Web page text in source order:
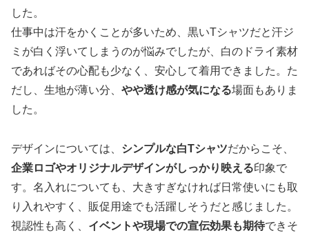
した。
仕事中は汗をかくことが多いため、黒いTシャツだと汗ジ
ミが白く浮いてしまうのが悩みでしたが、白のドライ素材
であればその心配も少なく、安心して着用できました。た
だし、生地が薄い分、 やや透け感が気になる場面もありま
した。
デザインについては、 シンプルな白Tシャツだからこそ、
企業ロゴやオリジナルデザインがしっかり映える印象で
す。名入れについても、大きすぎなければ日常使いにも取
り入れやすく、販促用途でも活躍しそうだと感じました。
視認性も高く、 イベントや現場での宣伝効果も期待できそ